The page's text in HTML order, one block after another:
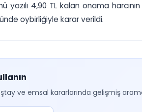
yazılı 4,90 TL kalan onama
oybirliğiyle karar verildi.
ve emsal kararlarında gelişmiş